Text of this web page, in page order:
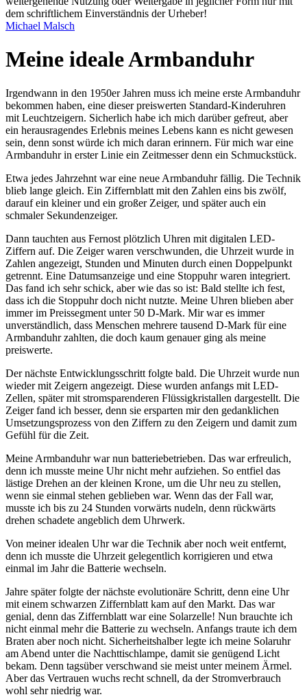
dem schriftlichem Einverständnis der Urheber!
Michael Malsch
Meine ideale Armbanduhr
Irgendwann in den 1950er Jahren muss ich meine erste Armbanduhr
bekommen haben, eine dieser preiswerten Standard-Kinderuhren
mit Leuchtzeigern. Sicherlich habe ich mich darüber gefreut, aber
ein herausragendes Erlebnis meines Lebens kann es nicht gewesen
sein, denn sonst würde ich mich daran erinnern. Für mich war eine
Armbanduhr in erster Linie ein Zeitmesser denn ein Schmuckstück.
Etwa jedes Jahrzehnt war eine neue Armbanduhr fällig. Die Technik
blieb lange gleich. Ein Ziffernblatt mit den Zahlen eins bis zwölf,
darauf ein kleiner und ein großer Zeiger, und später auch ein
schmaler Sekundenzeiger.
Dann tauchten aus Fernost plötzlich Uhren mit digitalen LED-
Ziffern auf. Die Zeiger waren verschwunden, die Uhrzeit wurde in
Zahlen angezeigt, Stunden und Minuten durch einen Doppelpunkt
getrennt. Eine Datumsanzeige und eine Stoppuhr waren integriert.
Das fand ich sehr schick, aber wie das so ist: Bald stellte ich fest,
dass ich die Stoppuhr doch nicht nutzte. Meine Uhren blieben aber
immer im Preissegment unter 50 D-Mark. Mir war es immer
unverständlich, dass Menschen mehrere tausend D-Mark für eine
Armbanduhr zahlten, die doch kaum genauer ging als meine
preiswerte.
Der nächste Entwicklungsschritt folgte bald. Die Uhrzeit wurde nun
wieder mit Zeigern angezeigt. Diese wurden anfangs mit LED-
Zellen, später mit stromsparenderen Flüssigkristallen dargestellt. Die
Zeiger fand ich besser, denn sie ersparten mir den gedanklichen
Umsetzungsprozess von den Ziffern zu den Zeigern und damit zum
Gefühl für die Zeit.
Meine Armbanduhr war nun batteriebetrieben. Das war erfreulich,
denn ich musste meine Uhr nicht mehr aufziehen. So entfiel das
lästige Drehen an der kleinen Krone, um die Uhr neu zu stellen,
wenn sie einmal stehen geblieben war. Wenn das der Fall war,
musste ich bis zu 24 Stunden vorwärts nudeln, denn rückwärts
drehen schadete angeblich dem Uhrwerk.
Von meiner idealen Uhr war die Technik aber noch weit entfernt,
denn ich musste die Uhrzeit gelegentlich korrigieren und etwa
einmal im Jahr die Batterie wechseln.
Jahre später folgte der nächste evolutionäre Schritt, denn eine Uhr
mit einem schwarzen Ziffernblatt kam auf den Markt. Das war
genial, denn das Ziffernblatt war eine Solarzelle! Nun brauchte ich
nicht einmal mehr die Batterie zu wechseln. Anfangs traute ich dem
Braten aber noch nicht. Sicherheitshalber legte ich meine Solaruhr
am Abend unter die Nachttischlampe, damit sie genügend Licht
bekam. Denn tagsüber verschwand sie meist unter meinem Ärmel.
Aber das Vertrauen wuchs recht schnell, da der Stromverbrauch
wohl sehr niedrig war.